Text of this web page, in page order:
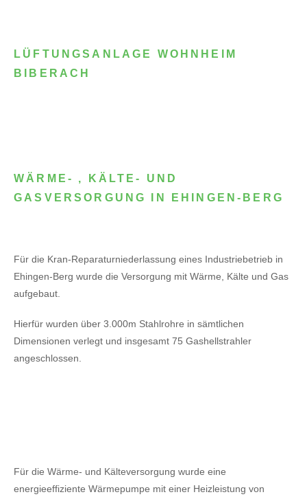
LÜFTUNGSANLAGE WOHNHEIM
BIBERACH
WÄRME- , KÄLTE- UND
GASVERSORGUNG IN EHINGEN-BERG
Für die Kran-Reparaturniederlassung eines Industriebetrieb in
Ehingen-Berg wurde die Versorgung mit Wärme, Kälte und Gas
aufgebaut.
Hierfür wurden über 3.000m Stahlrohre in sämtlichen
Dimensionen verlegt und insgesamt 75 Gashellstrahler
angeschlossen.
Für die Wärme- und Kälteversorgung wurde eine
energieeffiziente Wärmepumpe mit einer Heizleistung von